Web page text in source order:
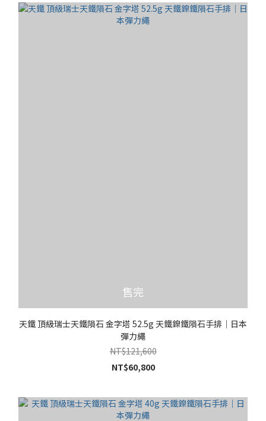
售完
天鐵 頂級瑞士天鐵隕石 金字塔 52.5g 天鐵鎳鐵隕石手排｜日本
彈力繩
NT$121,600
NT$60,800